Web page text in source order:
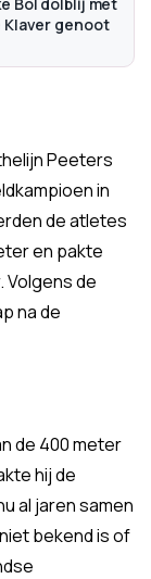
Klaver genoot
Peeters
in
de atletes
en pakte
Volgens de
na de
de 400 meter
hij de
al jaren samen
bekend is of